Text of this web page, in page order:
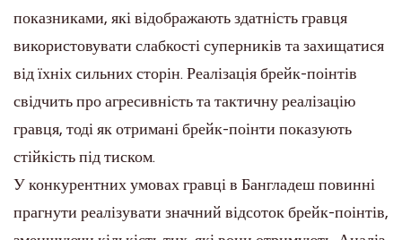
показниками, які відображають здатність гравця
використовувати слабкості суперників та захищатися
від їхніх сильних сторін. Реалізація брейк-поінтів
свідчить про агресивність та тактичну реалізацію
гравця, тоді як отримані брейк-поінти показують
стійкість під тиском.
У конкурентних умовах гравці в Бангладеш повинні
прагнути реалізувати значний відсоток брейк-поінтів,